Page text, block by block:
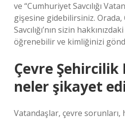
ve “Cumhuriyet Savcılığı
gişesine gidebilirsiniz.
Savcılığı’nın sizin
öğrenebilir ve kimliğinizi
Çevre Şehircilik
neler şikayet
Vatandaşlar, çevre sorunları,